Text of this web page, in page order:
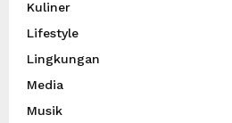
Kuliner
Lifestyle
Lingkungan
Media
Musik